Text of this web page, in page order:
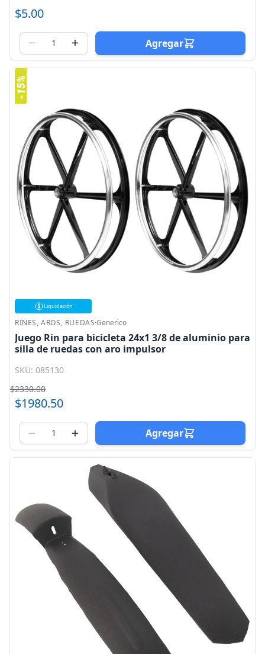
$5.00
Agregar
Liquidación
RINES, AROS, RUEDAS·Generico
Juego Rin para bicicleta 24x1 3/8 de aluminio para
silla de ruedas con aro impulsor
SKU: 085130
$2330.00
$1980.50
Agregar